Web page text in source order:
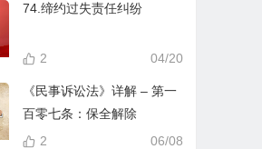
74.缔约过失责任纠纷
04/20
2
《民事诉讼法》详解 – 第一
百零七条：保全解除
06/08
2